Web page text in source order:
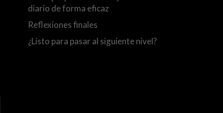
diario de forma eficaz
Reflexiones finales
¿Listo para pasar al siguiente nivel?